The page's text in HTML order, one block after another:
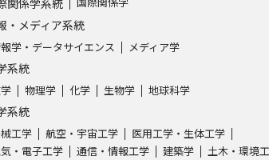
ユーザーサポート
資料の料金のお支払いについて 受付
受験情報リンク
関係学系統
・メディア系統
学・データサイエンス メディア学
系統
物理学 化学 生物学 地球科学
系統
工学 航空・宇宙工学
医用工学・生体工学
・電子工学
通信・情報工学 建築学
土木・環境